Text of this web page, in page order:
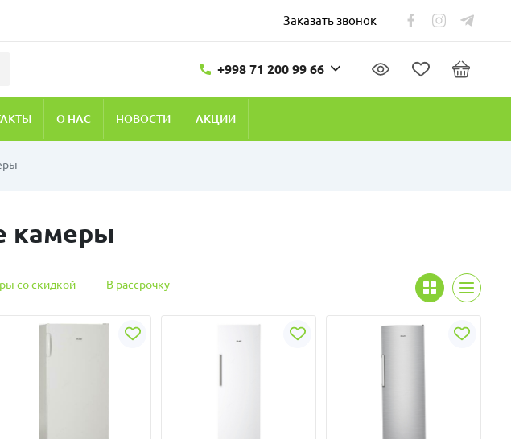
Заказать звонок
+998 71 200 99 66
О НАС НОВОСТИ АКЦИИ
камеры
со скидкой В рассрочку